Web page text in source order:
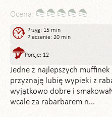
Ocena:
Przyg: 15 min
Pieczenie: 20 min
Porcje: 12
Jedne z najlepszych muffinek
przyznaję lubię wypieki z
wyjątkowo dobre i
wcale za rabarbarem n...